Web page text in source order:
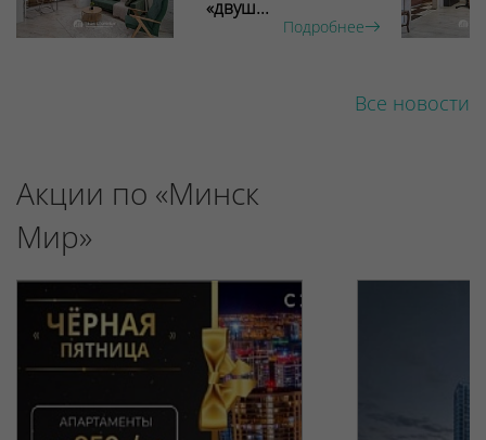
«двуш...
Подробнее
Все новости
Акции по «Минск
Мир»